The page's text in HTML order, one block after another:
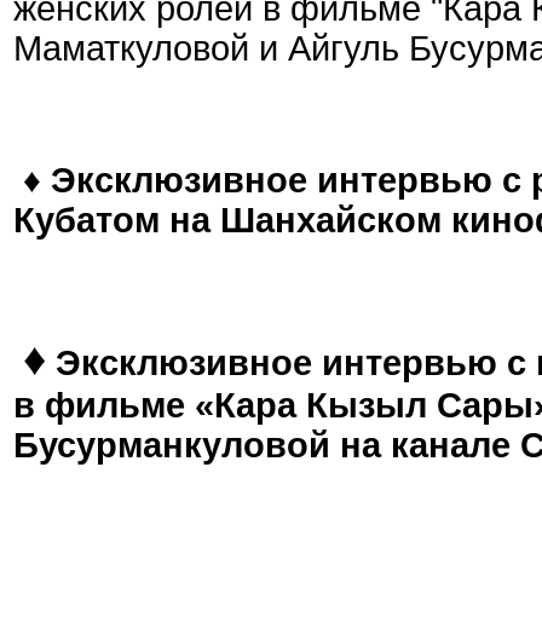
женских ролей в фильме
Маматкуловой и Айгуль
♦ Эксклюзивное интервью
Кубатом на Шанхайском
♦ Эксклюзивное интервью с
в фильме «Кара Кызыл
Бусурманкуловой на канале